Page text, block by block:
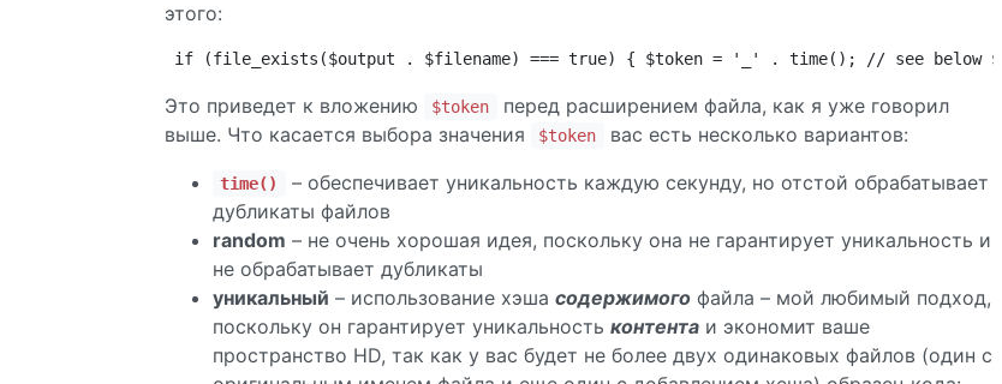
этого:
if (file_exists($output . $filename) === true) { $token = '_' . time(); // see below
Это приведет к вложению $token
перед расширением файла, как я уже говорил
выше. Что касается выбора значения
$token вас есть несколько вариантов:
time()
– обеспечивает уникальность каждую секунду, но отстой обрабатывает
дубликаты файлов
random – не очень хорошая идея, поскольку она не гарантирует уникальность и
не обрабатывает дубликаты
уникальный – использование хэша содержимого файла – мой любимый подход,
поскольку он гарантирует уникальность контента и экономит ваше
пространство HD, так как у вас будет не более двух одинаковых файлов (один с